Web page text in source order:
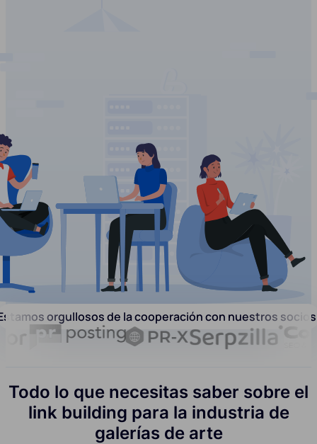
orgullosos de la cooperación con nuestros
Todo lo que necesitas saber sobre el
link building para la industria de
galerías de arte